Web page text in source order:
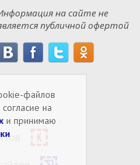
файлов
на
и принимаю
на сайте не
публичной офертой